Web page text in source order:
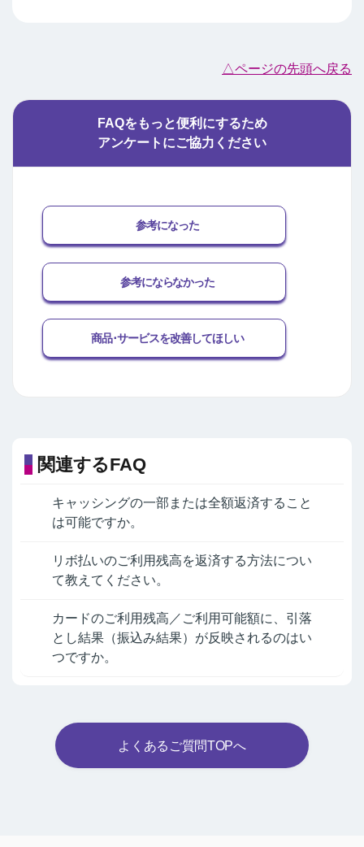
△ページの先頭へ戻る
FAQをもっと便利にするため
アンケートにご協力ください
参考になった
参考にならなかった
商品･サービスを改善してほしい
関連するFAQ
キャッシングの一部または全額返済すること
は可能ですか。
リボ払いのご利用残高を返済する方法につい
て教えてください。
カードのご利用残高／ご利用可能額に、引落
とし結果（振込み結果）が反映されるのはい
つですか。
よくあるご質問TOPへ